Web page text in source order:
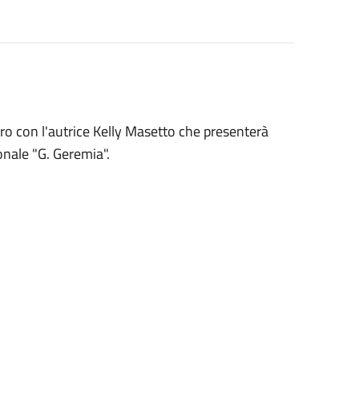
con l'autrice Kelly Masetto che presenterà
"G. Geremia".